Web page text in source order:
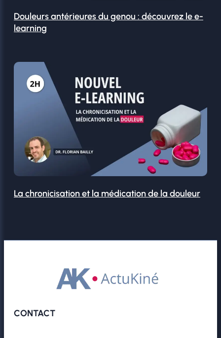
Douleurs antérieures du genou : découvrez le e-
learning
La chronicisation et la médication de la douleur
CONTACT